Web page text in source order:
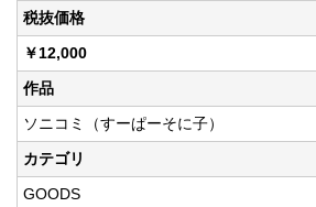
税抜価格
￥12,000
作品
ソニコミ（すーぱーそに子）
カテゴリ
GOODS